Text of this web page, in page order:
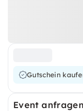
Gutschein
Event anfragen